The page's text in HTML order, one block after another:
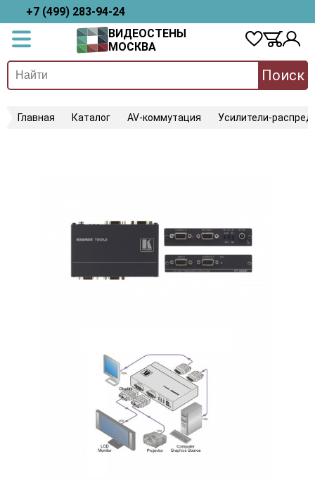
+7 (499) 283-94-24
ВИДЕОСТЕНЫ
МОСКВА
Поиск
Главная Каталог AV-коммутация Усилители-